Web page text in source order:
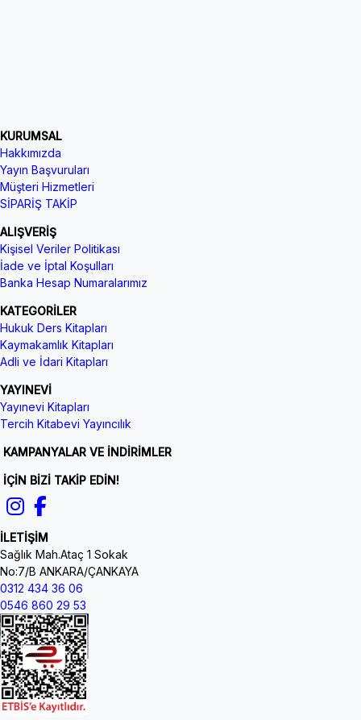
KURUMSAL
Hakkımızda
Yayın Başvuruları
Müşteri Hizmetleri
SİPARİŞ TAKİP
ALIŞVERİŞ
Kişisel Veriler Politikası
İade ve İptal Koşulları
Banka Hesap Numaralarımız
KATEGORİLER
Hukuk Ders Kitapları
Kaymakamlık Kitapları
Adli ve İdari Kitapları
YAYINEVİ
Yayınevi Kitapları
Tercih Kitabevi Yayıncılık
KAMPANYALAR VE İNDİRİMLER
İÇİN BİZİ TAKİP EDİN!
İLETİŞİM
Sağlık Mah.Ataç 1 Sokak
No:7/B ANKARA/ÇANKAYA
0312 434 36 06
0546 860 29 53